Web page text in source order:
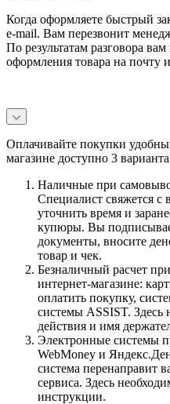
Когда оформляете быстрый
e-mail. Вам перезвонит
По результатам разговора
оформления товара на почту
Оплачивайте покупки
магазине доступно 3
Наличные при
Специалист свяжется с
уточнить время и
купюры. Вы
документы, вносите
товар и чек.
Безналичный расчет
интернет-магазине:
оплатить покупку,
системы ASSIST. Здесь
действия и имя
Электронные системы
WebMoney и
система перенаправит
сервиса. Здесь
инструкции.